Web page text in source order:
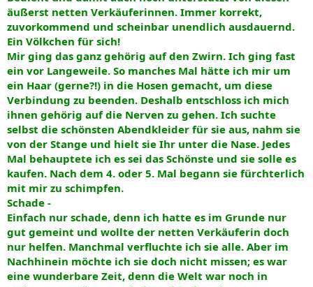
äußerst netten Verkäuferinnen. Immer korrekt,
zuvorkommend und scheinbar unendlich ausdauernd.
Ein Völkchen für sich!
Mir ging das ganz gehörig auf den Zwirn. Ich ging fast
ein vor Langeweile. So manches Mal hätte ich mir um
ein Haar (gerne?!) in die Hosen gemacht, um diese
Verbindung zu beenden. Deshalb entschloss ich mich
ihnen gehörig auf die Nerven zu gehen. Ich suchte
selbst die schönsten Abendkleider für sie aus, nahm sie
von der Stange und hielt sie Ihr unter die Nase. Jedes
Mal behauptete ich es sei das Schönste und sie solle es
kaufen. Nach dem 4. oder 5. Mal begann sie fürchterlich
mit mir zu schimpfen.
Schade -
Einfach nur schade, denn ich hatte es im Grunde nur
gut gemeint und wollte der netten Verkäuferin doch
nur helfen. Manchmal verfluchte ich sie alle. Aber im
Nachhinein möchte ich sie doch nicht missen; es war
eine wunderbare Zeit, denn die Welt war noch in